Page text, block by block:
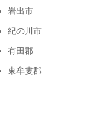
岩出市
紀の川市
有田郡
東牟婁郡